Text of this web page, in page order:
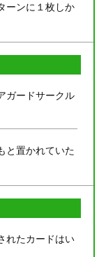
ーンに１枚しか
ガードサークル
と置かれていた
れたカードはい